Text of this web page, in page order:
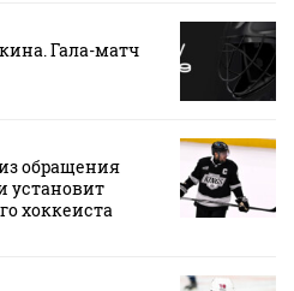
Гала-матч
обращения
установит
хоккеиста